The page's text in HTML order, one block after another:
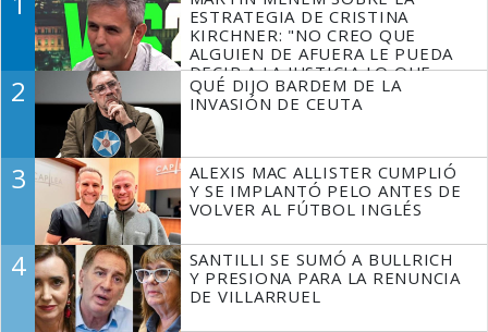
ESTRATEGIA DE CRISTINA
KIRCHNER: "NO CREO QUE
ALGUIEN DE AFUERA LE PUEDA
DECIR A LA JUSTICIA LO QUE
TIENE QUE HACER"
2
QUÉ DIJO BARDEM DE LA
INVASIÓN DE CEUTA
3
ALEXIS MAC ALLISTER CUMPLIÓ
Y SE IMPLANTÓ PELO ANTES DE
VOLVER AL FÚTBOL INGLÉS
4
SANTILLI SE SUMÓ A BULLRICH
Y PRESIONA PARA LA RENUNCIA
DE VILLARRUEL